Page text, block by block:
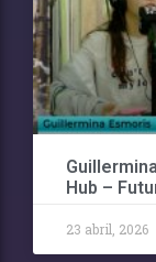
Hub –
23 abril, 2026